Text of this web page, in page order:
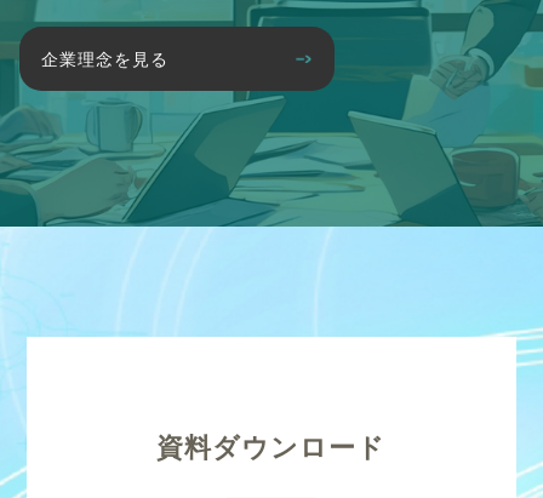
企業理念を見る
資料ダウンロード